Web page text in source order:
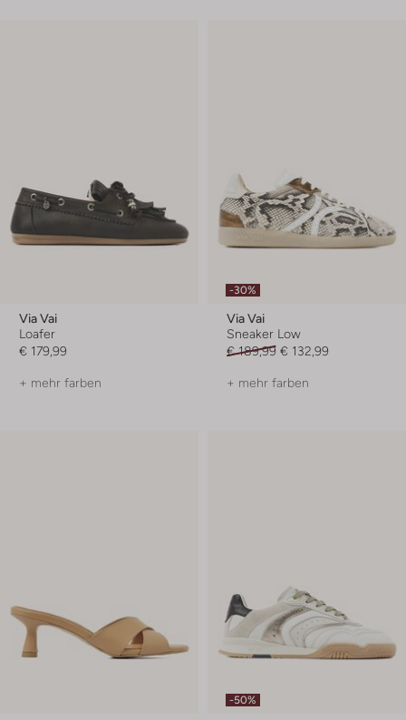
Via Vai
Loafer
€ 179,99
+ mehr farben
-30%
Via Vai
Sneaker Low
€ 189,99 € 132,99
+ mehr farben
-50%